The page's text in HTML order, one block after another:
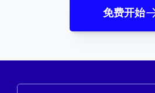
免费开始